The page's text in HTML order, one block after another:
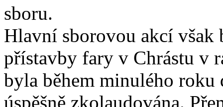
sboru.
Hlavní sborovou akcí však
přístavby fary v Chrástu v
byla během minulého roku
úspěšně zkolaudována.